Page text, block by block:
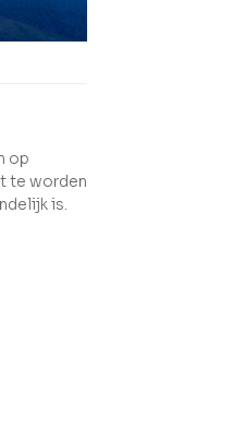
op
te worden
is.